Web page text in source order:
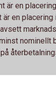
är en
är en placering
nominellt